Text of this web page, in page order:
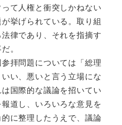
て人権と衝突しかねない
挙げられている。取り組
律であり、それを指摘す
。
拝問題については「総理
い、悪いと言う立場にな
国際的な議論を招いてい
道し、いろいろな意見を
に整理したうえで、議論